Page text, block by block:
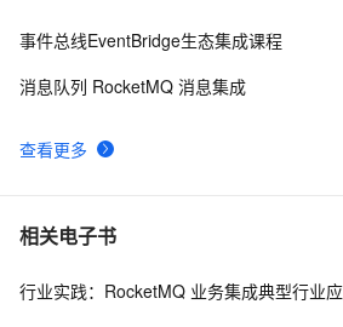
8 Human-like learning在对话机器人中的
查看更多
事件总线EventBridge生态集成课程
消息队列 RocketMQ 消息集成
相关电子书
行业实践：RocketMQ 业务集成典型行业